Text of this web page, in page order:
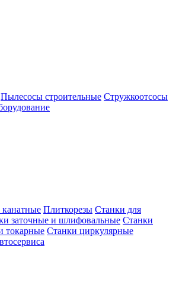
Пылесосы строительные Стружкоотсосы
Плиткорезы Станки для
заточные и шлифовальные Станки
токарные Станки циркулярные